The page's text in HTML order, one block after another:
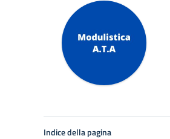
Indice della pagina